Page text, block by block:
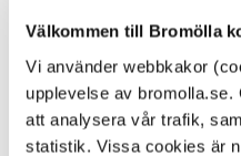
Välkommen till Bromölla
Vi använder webbkakor
upplevelse av
att analysera vår trafik,
statistik. Vissa cookies är
Alla platser